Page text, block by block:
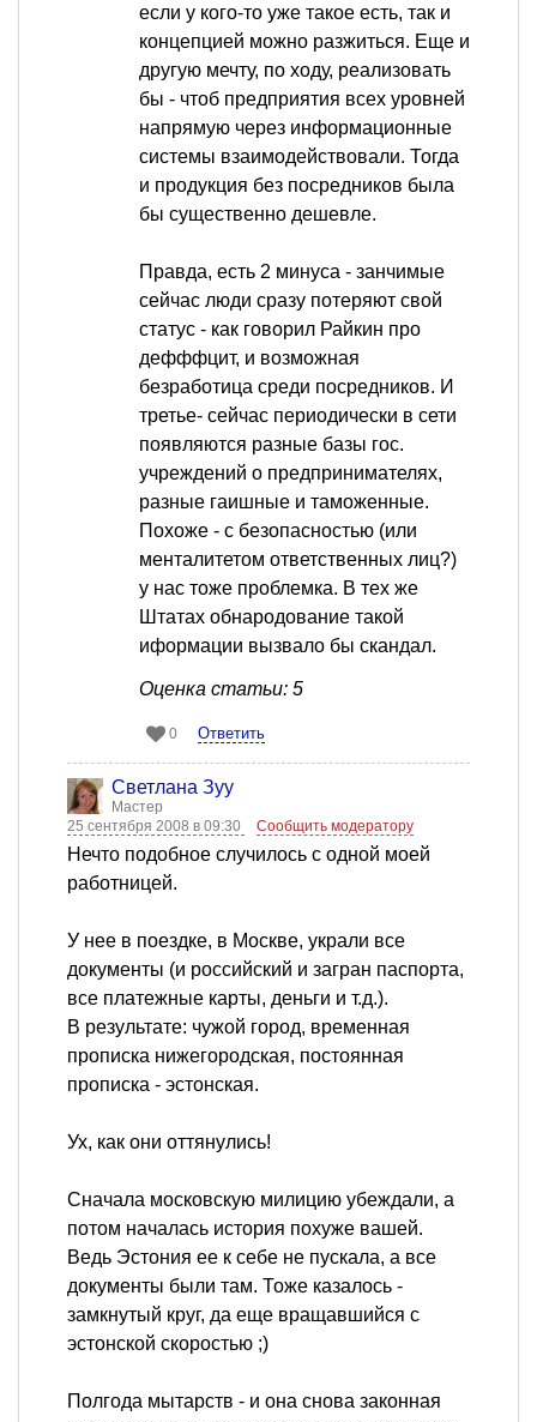
если у кого-то уже такое есть, так и
концепцией можно разжиться. Еще и
другую мечту, по ходу, реализовать
бы - чтоб предприятия всех уровней
напрямую через информационные
системы взаимодействовали. Тогда
и продукция без посредников была
бы существенно дешевле.
Правда, есть 2 минуса - занчимые
сейчас люди сразу потеряют свой
статус - как говорил Райкин про
дефффцит, и возможная
безработица среди посредников. И
третье- сейчас периодически в сети
появляются разные базы гос.
учреждений о предпринимателях,
разные гаишные и таможенные.
Похоже - с безопасностью (или
менталитетом ответственных лиц?)
у нас тоже проблемка. В тех же
Штатах обнародование такой
иформации вызвало бы скандал.
Оценка статьи: 5
0 Ответить
Светлана Зуу
Мастер
25 сентября 2008 в 09:30
Сообщить модератору
Нечто подобное случилось с одной моей
работницей.
У нее в поездке, в Москве, украли все
документы (и российский и загран паспорта,
все платежные карты, деньги и т.д.).
В результате: чужой город, временная
прописка нижегородская, постоянная
прописка - эстонская.
Ух, как они оттянулись!
Сначала московскую милицию убеждали, а
потом началась история похуже вашей.
Ведь Эстония ее к себе не пускала, а все
документы были там. Тоже казалось -
замкнутый круг, да еще вращавшийся с
эстонской скоростью ;)
Полгода мытарств - и она снова законная